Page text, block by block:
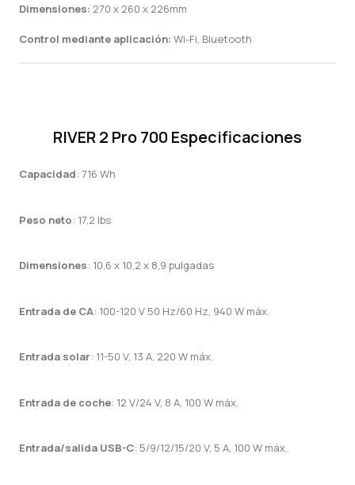
Dimensiones: 270 x 260 x 226mm
Control mediante aplicación: Wi-Fi, Bluetooth
RIVER 2 Pro 700 Especificaciones
Capacidad: 716 Wh
Peso neto: 17,2 lbs
Dimensiones: 10,6 x 10,2 x 8,9 pulgadas
Entrada de CA: 100-120 V 50 Hz/60 Hz, 940 W máx.
Entrada solar: 11-50 V, 13 A, 220 W máx.
Entrada de coche: 12 V/24 V, 8 A, 100 W máx.
Entrada/salida USB-C: 5/9/12/15/20 V, 5 A, 100 W máx.